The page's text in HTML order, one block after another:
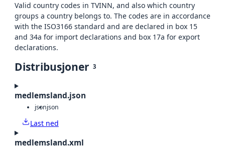
Valid country codes in TVINN, and also which country
groups a country belongs to. The codes are in accordance
with the ISO3166 standard and are declared in box 15
and 34a for import declarations and box 17a for export
declarations.
Distribusjoner 3
medlemsland.json
jsonjson
Last ned
medlemsland.xml